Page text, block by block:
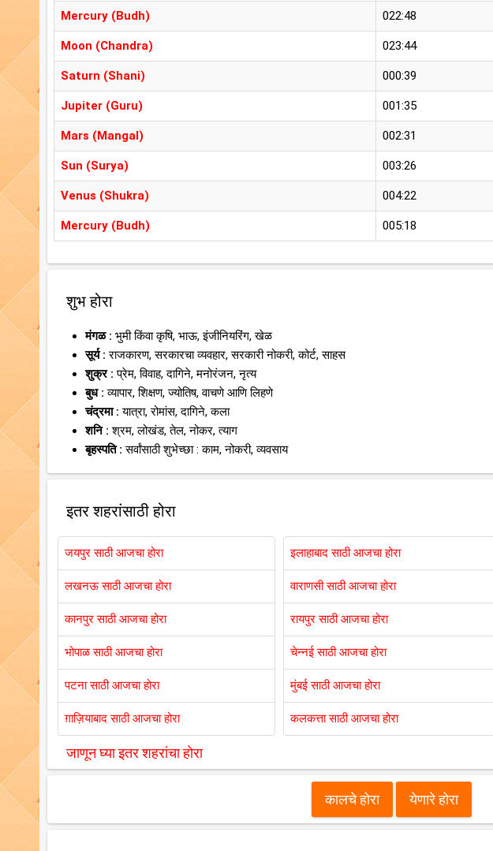
Mercury (Budh) 022:48
Moon (Chandra) 023:44
Saturn (Shani) 000:39
Jupiter (Guru) 001:35
Mars (Mangal) 002:31
Sun (Surya) 003:26
Venus (Shukra) 004:22
Mercury (Budh) 005:18
शुभ होरा
मंगळ : भुमी किंवा कृषि, भाऊ, इंजीनियरिंग, खेळ
सूर्य : राजकारण, सरकारचा व्यवहार, सरकारी नोकरी, कोर्ट, साहस
शुक्र : प्रेम, विवाह, दागिने, मनोरंजन, नृत्य
बुध : व्यापार, शिक्षण, ज्योतिष, वाचणे आणि लिहणे
चंद्रमा : यात्रा, रोमांस, दागिने, कला
शनि : श्रम, लोखंड, तेल, नोकर, त्याग
बृहस्पति : सर्वांसाठी शुभेच्छा : काम, नोकरी, व्यवसाय
इतर शहरांसाठी होरा
जयपुर साठी आजचा होरा
लखनऊ साठी आजचा होरा
कानपुर साठी आजचा होरा
भोपाळ साठी आजचा होरा
पटना साठी आजचा होरा
ग़ाज़ियाबाद साठी आजचा होरा
इलाहाबाद साठी आजचा होरा
वाराणसी साठी आजचा होरा
रायपुर साठी आजचा होरा
चेन्नई साठी आजचा होरा
मुंबई साठी आजचा होरा
कलकत्ता साठी आजचा होरा
जाणून घ्या इतर शहरांचा होरा
कालचे होरा येणारे होरा